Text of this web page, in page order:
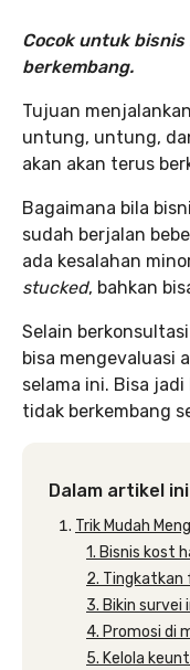
Cocok untuk
berkembang.
Tujuan
untung, untung,
akan akan terus
Bagaimana bila
sudah berjalan
ada kesalahan
stucked, bahkan
Selain
bisa mengevaluasi
selama ini. Bisa
tidak berkembang
Dalam artikel ini
Trik Mudah
1. Bisnis kost
2. Tingkatkan
3. Bikin survei
4. Promosi di
5. Kelola